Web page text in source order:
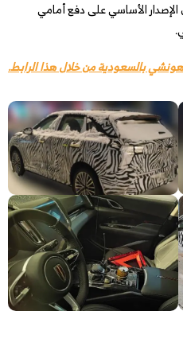
الإصدار الأساسي على دفع أمامي
بالسعودية من خلال هذا الرابط.